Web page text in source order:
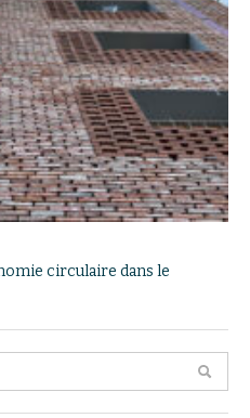
circulaire dans le